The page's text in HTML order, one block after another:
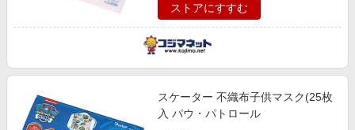
ストアにすすむ
スケーター 不織布子供マスク(25枚
入 パウ・パトロール